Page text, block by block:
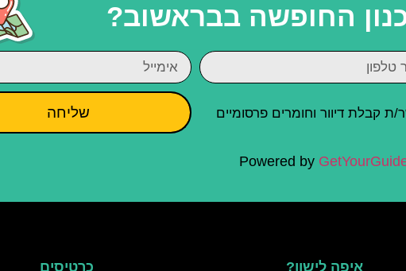
החופשה בבראשוב?
ת קבלת דיוור וחומרים פרסומיים שליחה
Powered by
איפה לישון? כרטיסים